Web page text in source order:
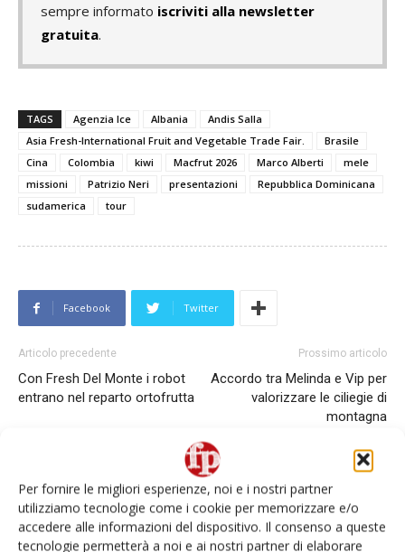
Per fornire le migliori esperienze, noi e i nostri partner
utilizziamo tecnologie come i cookie per memorizzare e/o
accedere alle informazioni del dispositivo. Il consenso a queste
tecnologie permetterà a noi e ai nostri partner di elaborare
sempre informato iscriviti alla newsletter
gratuita.
TAGS Agenzia Ice Albania
Andis Salla
Asia Fresh-International Fruit and Vegetable Trade Fair.
Brasile
Cina
Colombia kiwi Macfrut 2026 Marco Alberti
mele
missioni
Patrizio Neri presentazioni
Repubblica Dominicana
sudamerica
tour
Facebook Twitter
Articolo precedente
Con Fresh Del Monte i robot
entrano nel reparto ortofrutta
Prossimo articolo
Accordo tra Melinda e Vip per
valorizzare le ciliegie di
montagna